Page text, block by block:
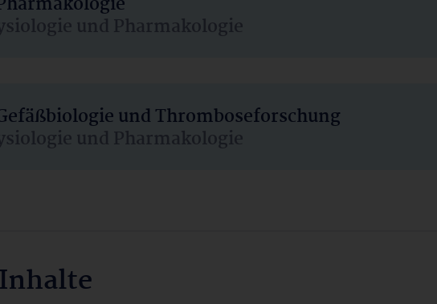
und Pharmakologie
und Thromboseforschung
und Pharmakologie